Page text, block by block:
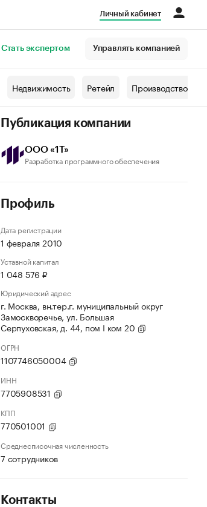
Личный кабинет
Стать экспертом Управлять компанией
Недвижимость Ретейл Производство
Публикация компании
ООО «1Т»
Разработка программного обеспечения
Профиль
Дата регистрации
1 февраля 2010
Уставной капитал
1 048 576 ₽
Юридический адрес
г. Москва, вн.тер.г. муниципальный округ
Замоскворечье, ул. Большая
Серпуховская, д. 44, пом I ком 20
ОГРН
1107746050004
ИНН
7705908531
КПП
770501001
Среднесписочная численность
7 сотрудников
Контакты